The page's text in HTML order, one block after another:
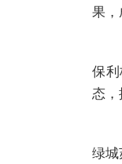
果，
保
态，
绿